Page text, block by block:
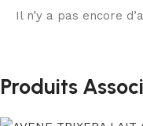
Il n’y a pas encore
Produits